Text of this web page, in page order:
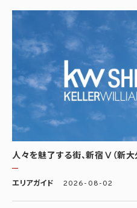
人々を魅了する街、新宿Ⅴ（新大
エリアガイド 2026-08-02